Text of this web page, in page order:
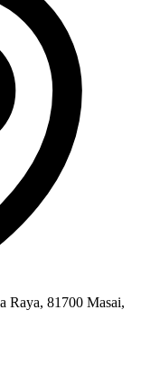
Raya, 81700 Masai,